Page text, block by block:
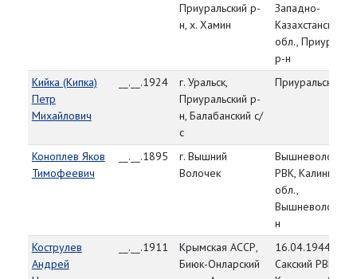
Приуральский р-
н, х. Хамин
Западно-
Казахстанская
обл.,
р-н
Кийка (Кипка)
Петр
Михайлович
__.__.1924
г. Уральск,
Приуральский р-
н, Балабанский с/
с
Приуральский
Коноплев Яков
Тимофеевич
__.__.1895
г. Вышний
Волочек
Вышневолоцкий
РВК,
обл.,
н
Кострулев
Андрей
__.__.1911
Крымская АССР,
Биюк-Онларский
16.04.1944,
Сакский РВК,